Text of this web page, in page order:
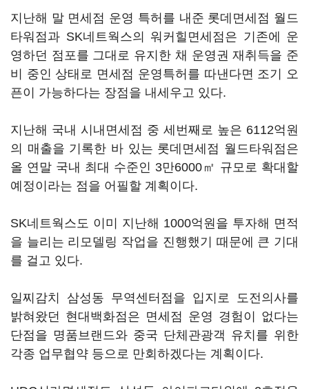
지난해 말 면세점 운영 특허를 내준 롯데면세점 월드
타워점과 SK네트웍스의 워커힐면세점은 기존에 운
영하던 점포를 그대로 유지한 채 운영권 재취득을 준
비 중인 상태로 면세점 운영특허를 따낸다면 조기 오
픈이 가능하다는 장점을 내세우고 있다.
지난해 국내 시내면세점 중 세번째로 높은 6112억원
의 매출을 기록한 바 있는 롯데면세점 월드타워점은
올 연말 국내 최대 수준인 3만6000㎡ 규모로 확대할
예정이라는 점을 어필할 계획이다.
SK네트웍스도 이미 지난해 1000억원을 투자해 면적
을 늘리는 리모델링 작업을 진행했기 때문에 큰 기대
를 걸고 있다.
일찌감치 삼성동 무역센터점을 입지로 도전의사를
밝혀왔던 현대백화점은 면세점 운영 경험이 없다는
단점을 명품브랜드와 중국 단체관광객 유치를 위한
각종 업무협약 등으로 만회하겠다는 계획이다.